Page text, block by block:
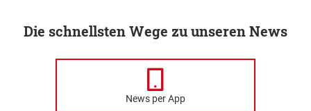
Die schnellsten Wege zu unseren News
News per App